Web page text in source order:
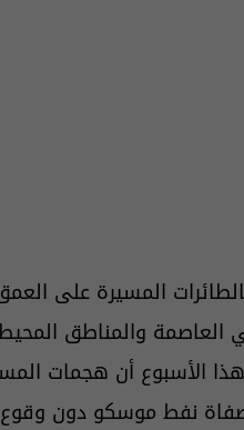
المسيرة على
العاصمة والمناطق
الأسبوع أن هجمات